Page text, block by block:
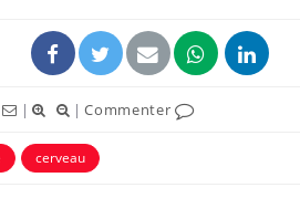
| |Commenter
cerveau